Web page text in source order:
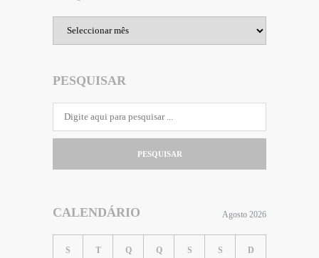
PESQUISAR
PESQUISAR
CALENDÁRIO Agosto 2026
S T Q Q S S D